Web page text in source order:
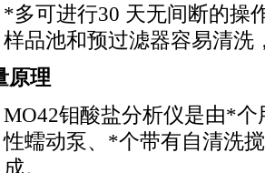
*多可进行30 天无间断的操
样品池和预过滤器容易清洗
原理
MO42钼酸盐分析仪是由*个
性蠕动泵、 *个带有自清洗
成。